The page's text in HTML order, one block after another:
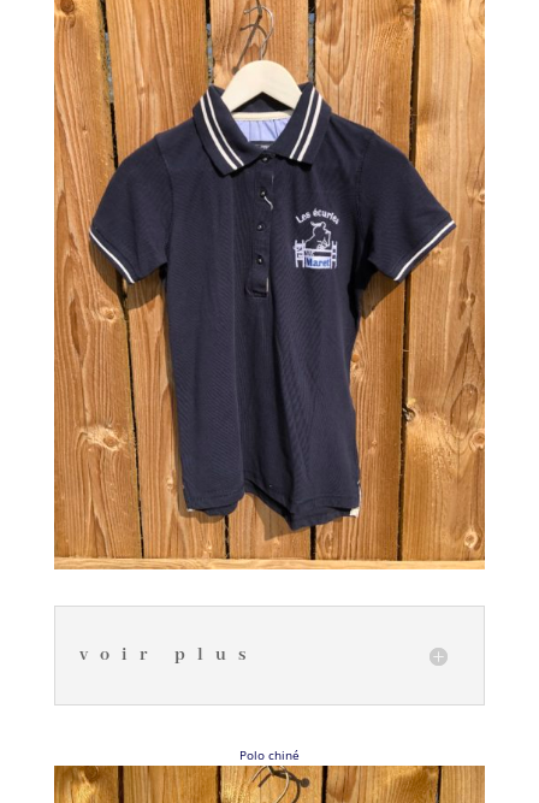
voir plus
Polo chiné